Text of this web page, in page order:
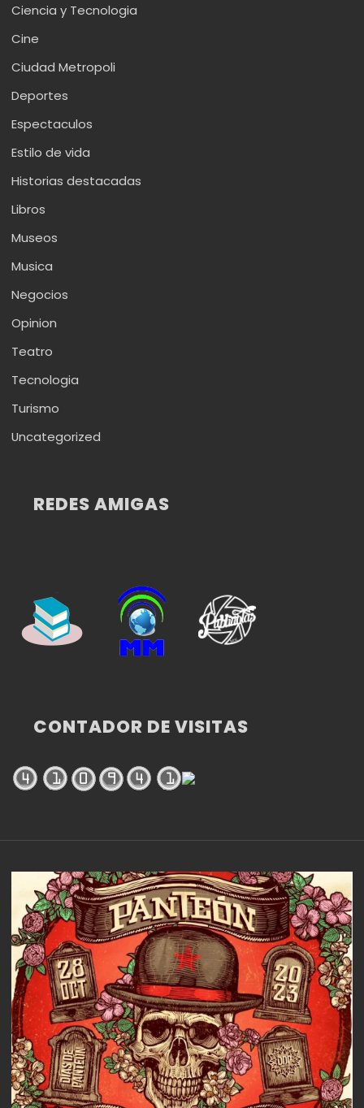
Ciencia y Tecnologia
Cine
Ciudad Metropoli
Deportes
Espectaculos
Estilo de vida
Historias destacadas
Libros
Museos
Musica
Negocios
Opinion
Teatro
Tecnologia
Turismo
Uncategorized
REDES AMIGAS
CONTADOR DE VISITAS